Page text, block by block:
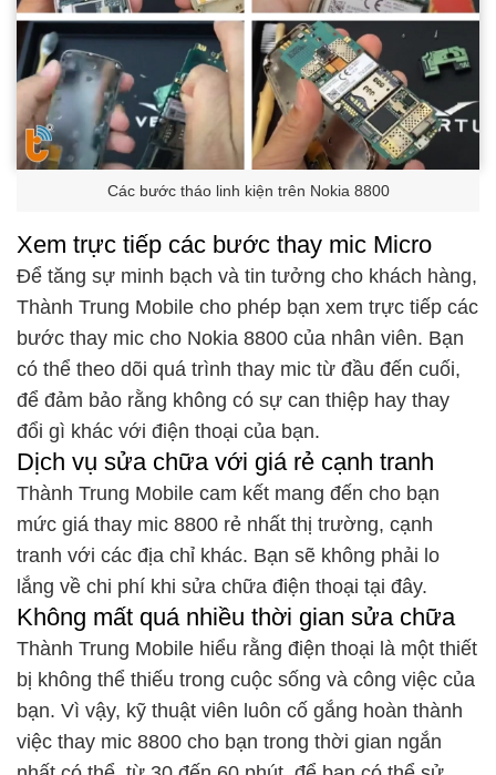
Các bước tháo linh kiện trên Nokia 8800
Xem trực tiếp các bước thay mic Micro
Để tăng sự minh bạch và tin tưởng cho khách hàng,
Thành Trung Mobile cho phép bạn xem trực tiếp các
bước thay mic cho Nokia 8800 của nhân viên. Bạn
có thể theo dõi quá trình thay mic từ đầu đến cuối,
để đảm bảo rằng không có sự can thiệp hay thay
đổi gì khác với điện thoại của bạn.
Dịch vụ sửa chữa với giá rẻ cạnh tranh
Thành Trung Mobile cam kết mang đến cho bạn
mức giá thay mic 8800 rẻ nhất thị trường, cạnh
tranh với các địa chỉ khác. Bạn sẽ không phải lo
lắng về chi phí khi sửa chữa điện thoại tại đây.
Không mất quá nhiều thời gian sửa chữa
Thành Trung Mobile hiểu rằng điện thoại là một thiết
bị không thể thiếu trong cuộc sống và công việc của
bạn. Vì vậy, kỹ thuật viên luôn cố gắng hoàn thành
việc thay mic 8800 cho bạn trong thời gian ngắn